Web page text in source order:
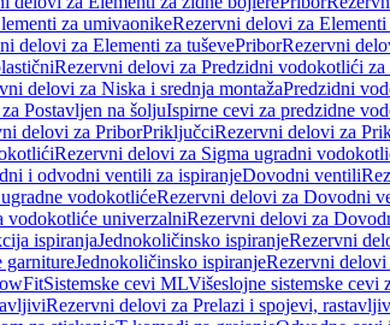
za umivaonikeRezervni delovi za
delovi za Elementi za tuševePriborRezervni
Rezervni delovi za Predzidni vodokotlići
delovi za Niska i srednja montažaPredzidni
Postavljen na šoljuIspirne cevi za predzidne
delovi za PriborPriključciRezervni delovi za
Rezervni delovi za Sigma ugradni
i odvodni ventili za ispiranjeDovodni ventili
vodokotlićeRezervni delovi za Dovodni
vodokotliće univerzalniRezervni delovi za
ispiranjaJednokoličinsko ispiranjeRezervni
garnitureJednokoličinsko ispiranjeRezervni
Sistemske cevi MLVišeslojne sistemske cevi
Rezervni delovi za Prelazi i spojevi,